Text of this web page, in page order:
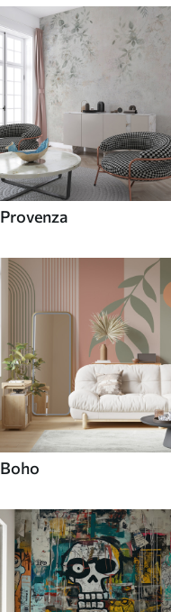
Provenza
Boho